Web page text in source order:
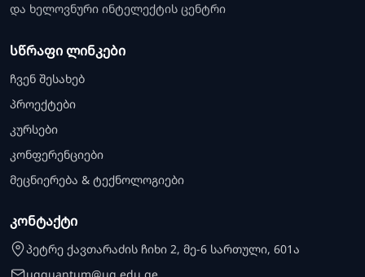
და ხელოვნური ინტელექტის ცენტრი
სწრაფი ლინკები
ჩვენ შესახებ
პროექტები
კურსები
კონფერენციები
მეცნიერება & ტექნოლოგიები
კონტაქტი
პეტრე ქავთარაძის ჩიხი 2, მე-6 სართული, 601ა